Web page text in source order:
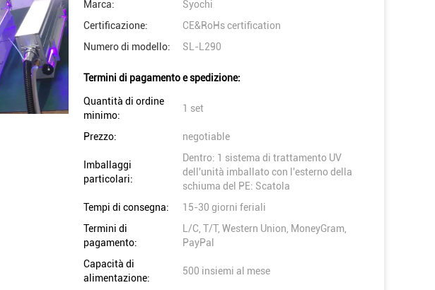
Marca:
Syochi
Certificazione:
CE&RoHs certification
Numero di modello:
SL-L290
Termini di pagamento e spedizione:
Quantità di ordine
minimo:
1 set
Prezzo: negotiable
Imballaggi
particolari:
Dentro: 1 sistema di trattamento UV
dell'unità imballato con l'esterno della
schiuma del PE: Scatola
Tempi di consegna:
15-30 giorni feriali
Termini di
pagamento:
L/C, T/T, Western Union, MoneyGram,
PayPal
Capacità di
alimentazione:
500 insiemi al mese